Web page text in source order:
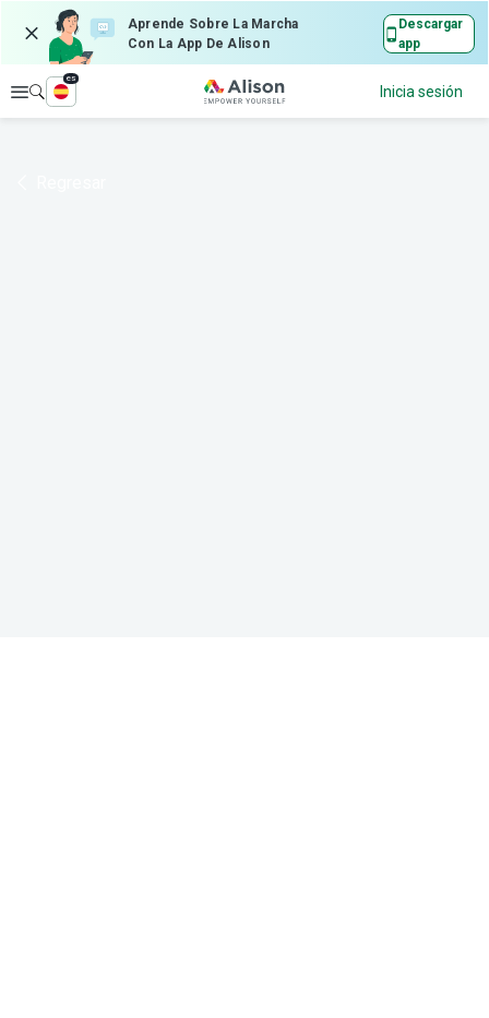
Aprende Sobre La Marcha
Con La App De Alison
Descargar
app
Explorar
es
Inicia sesión